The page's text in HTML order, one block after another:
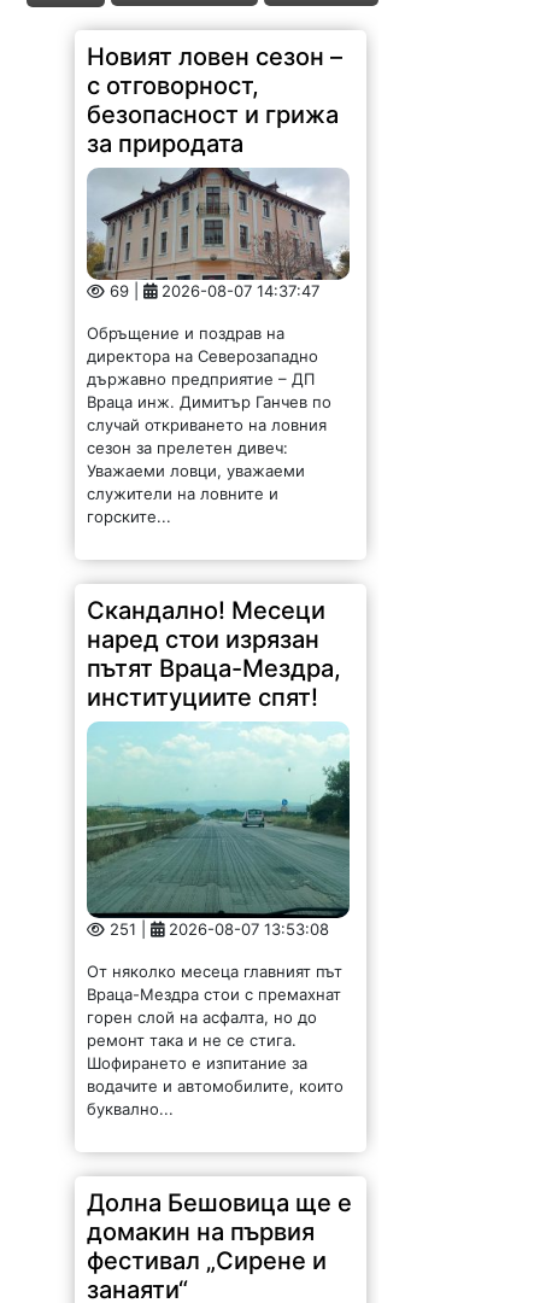
Новият ловен сезон –
с отговорност,
безопасност и грижа
за природата
69 | 2026-08-07 14:37:47
Обръщение и поздрав на
директора на Северозападно
държавно предприятие – ДП
Враца инж. Димитър Ганчев по
случай откриването на ловния
сезон за прелетен дивеч:
Уважаеми ловци, уважаеми
служители на ловните и
горските...
Скандално! Месеци
наред стои изрязан
пътят Враца-Мездра,
институциите спят!
251 | 2026-08-07 13:53:08
От няколко месеца главният път
Враца-Мездра стои с премахнат
горен слой на асфалта, но до
ремонт така и не се стига.
Шофирането е изпитание за
водачите и автомобилите, които
буквално...
Долна Бешовица ще е
домакин на първия
фестивал „Сирене и
занаяти“